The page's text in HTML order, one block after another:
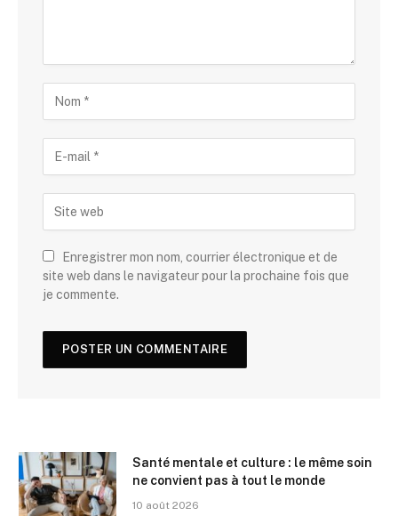
Enregistrer mon nom, courrier électronique et de
site web dans le navigateur pour la prochaine fois que
je commente.
Santé mentale et culture : le même soin
ne convient pas à tout le monde
10 août 2026